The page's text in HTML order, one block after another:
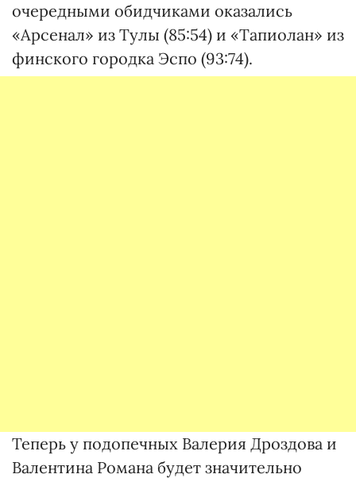
очередными обидчиками оказались
«Арсенал» из Тулы (85:54) и «Тапиолан» из
финского городка Эспо (93:74).
Теперь у подопечных Валерия Дроздова и
Валентина Романа будет значительно